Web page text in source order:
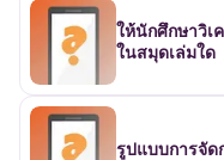
ให้นักศึกษาวิเ
ในสมุดเล่มใด
รูปแบบการจัด